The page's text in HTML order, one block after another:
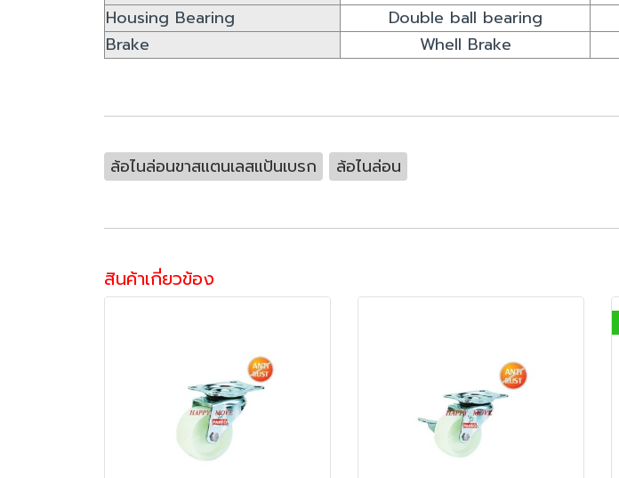
Housing Bearing
Double ball bearing
Brake
Whell Brake
ล้อไนล่อนขาสแตนเลสแป้นเบรก ล้อไนล่อน
สินค้าเกี่ยวข้อง